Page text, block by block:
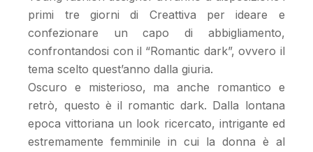
primi tre giorni di Creattiva per ideare e
confezionare un capo di abbigliamento,
confrontandosi con il “Romantic dark”, ovvero il
tema scelto quest’anno dalla giuria.
Oscuro e misterioso, ma anche romantico e
retrò, questo è il romantic dark. Dalla lontana
epoca vittoriana un look ricercato, intrigante ed
estremamente femminile in cui la donna è al